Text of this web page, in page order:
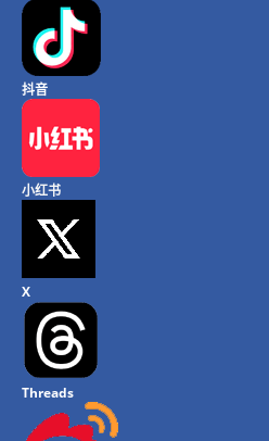
抖音
小红书
X
Threads